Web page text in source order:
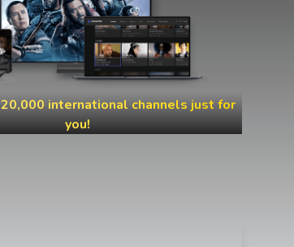
20,000 international channels just for
you!